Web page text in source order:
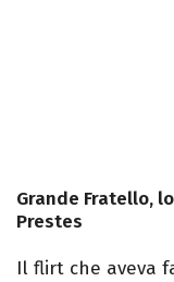
Grande Fratello,
Prestes
Il flirt che aveva